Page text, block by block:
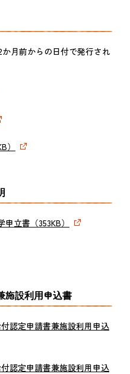
月前からの日付で発行され
）
立書（353KB）
施設利用申込書
認定申請書兼施設利用申込
認定申請書兼施設利用申込